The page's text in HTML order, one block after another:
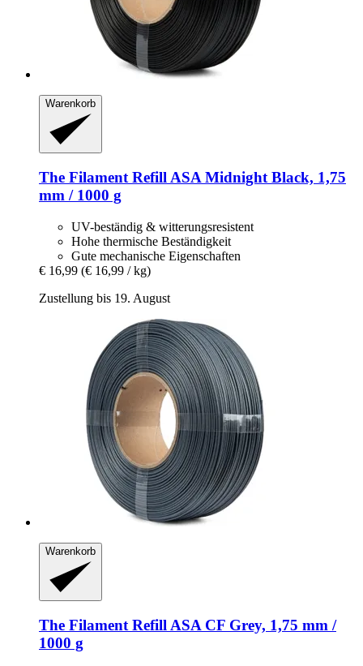
Warenkorb
The Filament Refill ASA Midnight Black, 1,75
mm / 1000 g
UV-beständig & witterungsresistent
Hohe thermische Beständigkeit
Gute mechanische Eigenschaften
€ 16,99 (€ 16,99 / kg)
Zustellung bis 19. August
Warenkorb
The Filament Refill ASA CF Grey, 1,75 mm /
1000 g